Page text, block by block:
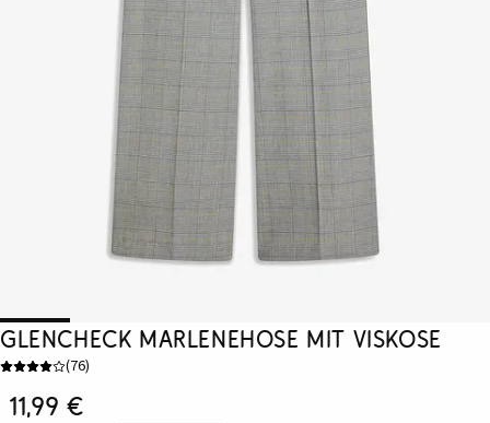
Glencheck Marlenehose mit Viskose
(76)
11,99 €